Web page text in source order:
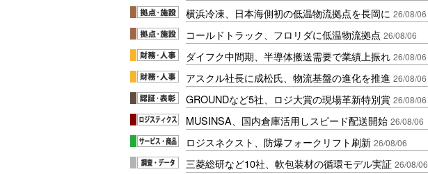
横浜冷凍、日本海側初の低温物流拠点を長岡に 26/08/06
コールドトラック、フロリダに低温物流拠点 26/08/06
ダイフク中間期、半導体搬送需要で業績上振れ 26/08/06
アスクル社長に成松氏、物流基盤の進化を推進 26/08/06
GROUNDなど5社、ロジ大賞の現場革新特別賞 26/08/06
MUSINSA、国内倉庫活用しスピード配送開始 26/08/06
ロジスネクスト、防爆フォークリフト刷新 26/08/06
三菱総研など10社、軟包装材の循環モデル実証 26/08/06